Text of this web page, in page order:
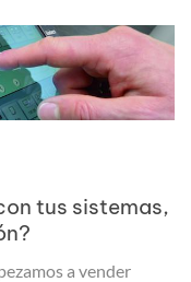
tus sistemas,
a vender